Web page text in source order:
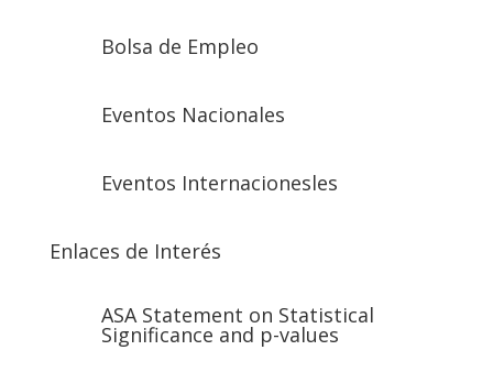
Bolsa de Empleo
Eventos Nacionales
Eventos Internacionesles
Enlaces de Interés
ASA Statement on Statistical
Significance and p-values